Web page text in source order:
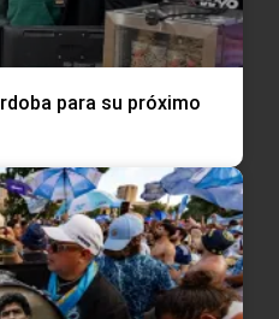
para su próximo